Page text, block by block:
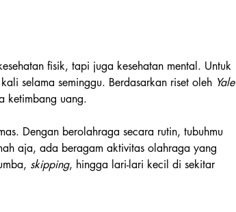
fisik, tapi juga kesehatan mental. Untuk
selama seminggu. Berdasarkan riset oleh Yale
ketimbang uang.
Dengan berolahraga secara rutin, tubuhmu
aja, ada beragam aktivitas olahraga yang
skipping, hingga lari-lari kecil di sekitar